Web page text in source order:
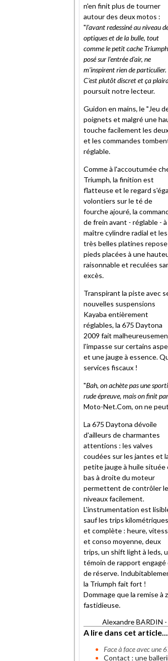
n'en finit plus de tourner
autour des deux motos :
"l'avant redessiné au niveau
optiques et de la bulle, tout
comme le petit cache Triumph
posé sur l'entrée d'air, ne
m'inspirent rien de particulier.
C'est plutôt discret et ça
poursuit notre lecteur.
Guidon en mains, le "Jeu
poignets et malgré une
touche facilement les
et les commandes
réglable.
Comme à l'accoutumée
Triumph, la finition est
flatteuse et le regard
volontiers sur le té de
fourche ajouré, la
de frein avant - réglable - à
maître cylindre radial et les
très belles platines
pieds placées à une
raisonnable et reculées
excès.
Transpirant la piste avec
nouvelles suspensions
Kayaba entièrement
réglables, la 675 Daytona
2009 fait
l'impasse sur certains
et une jauge à essence.
services fiscaux !
"Bah, on achète pas une
rude épreuve, mais on finit
Moto-Net.Com, on ne
La 675 Daytona dévoile
d'ailleurs de charmantes
attentions : les valves
coudées sur les jantes et
petite jauge à huile située
bas à droite du moteur
permettent de contrôler
niveaux facilement.
L'instrumentation est
sauf les trips
et complète : heure,
et conso moyenne, deux
trips, un shift light à leds,
témoin de rapport engagé
de réserve.
la Triumph fait fort !
Dommage que la remise
fastidieuse.
Alexandre BARDIN
A lire dans cet article...
Face à face avec une
Contact : une